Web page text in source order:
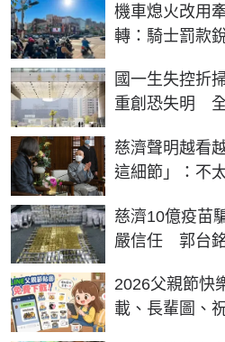
機車熄火改用
轉：騎士罰款
國一生失控折
重創恐失明
慈濟聲明越看
這細節」：不
慈濟10億疫苗
嚴信任 郭台
2026父親節快
載、長輩圖、